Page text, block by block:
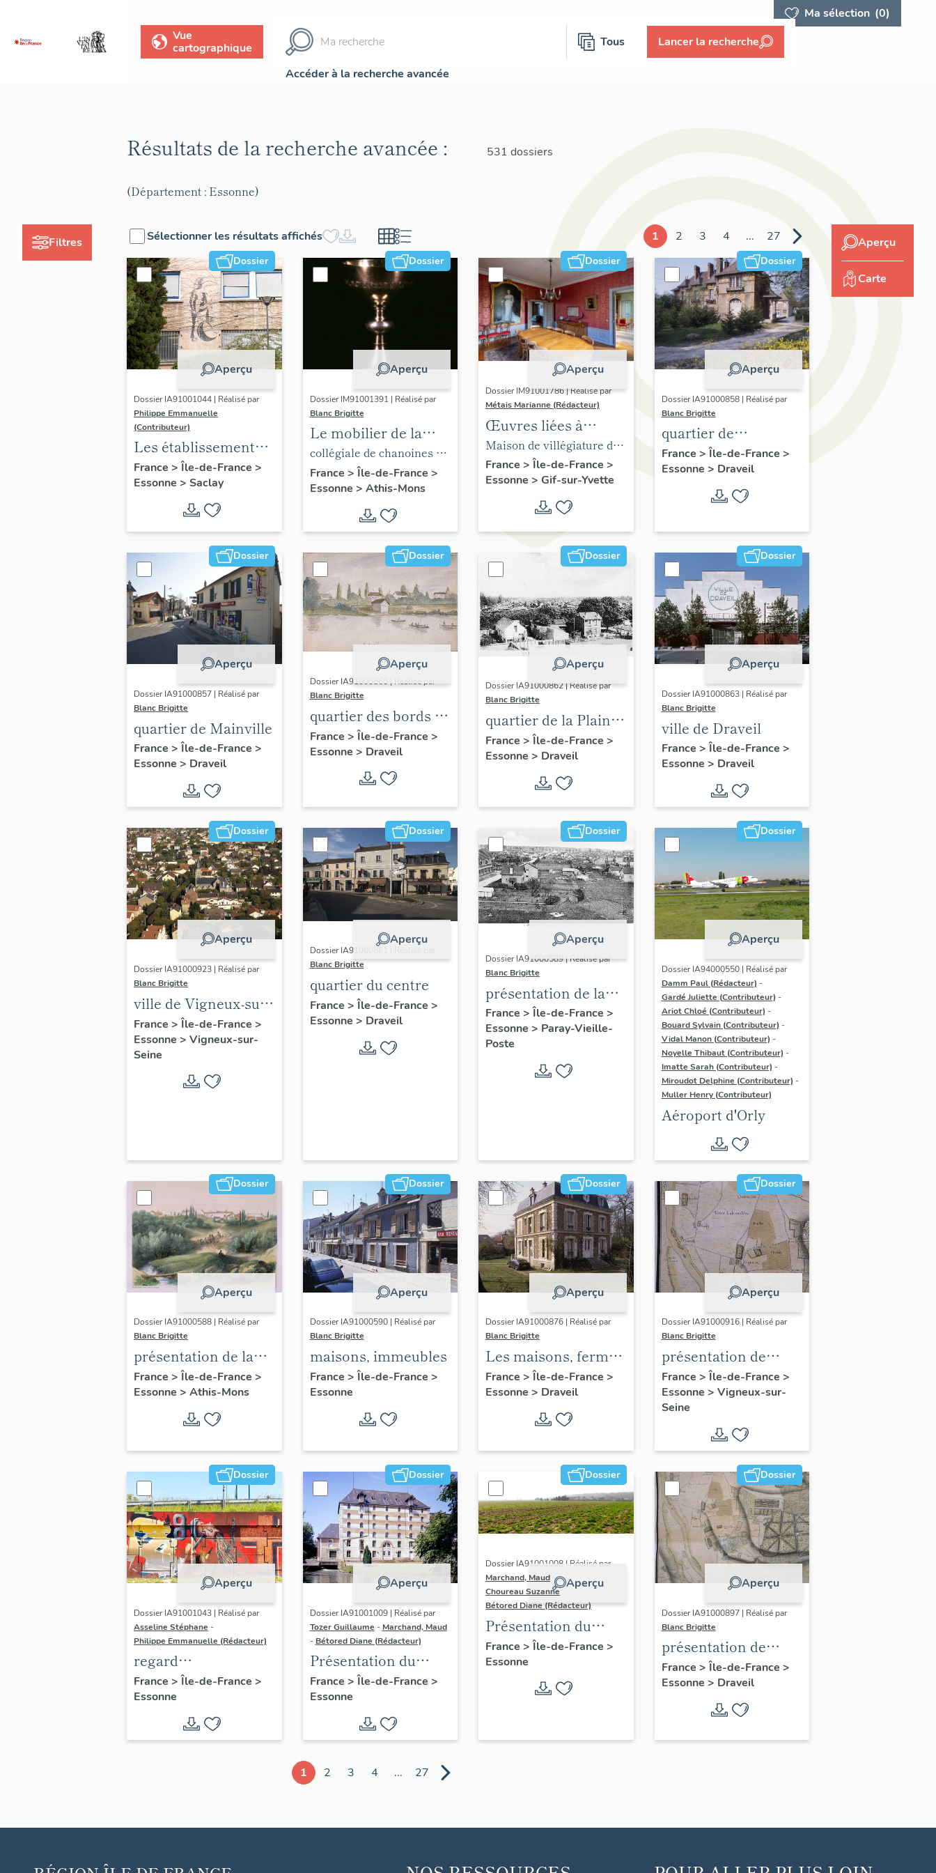
Ma sélection (0)
Vue
cartographique
Tous Lancer la recherche
Accéder à la recherche avancée
Filtres
Résultats de la recherche avancée : 531 dossiers
(Département : Essonne)
Sélectionner les résultats affichés 1 2 3 4 ... 27
Dossier
Aperçu
Dossier IA91001044 | Réalisé par
Philippe Emmanuelle
(Contributeur)
Les établissements
scientifiques et
universitaires du
plateau de Saclay
France > Île-de-France >
Essonne > Saclay
Dossier
Aperçu
Dossier IM91001391 | Réalisé par
Blanc Brigitte
Le mobilier de la
collégiale de
chanoines de la
congrégation de
Saint-Victor, église
paroissiale Saint-
Denis
collégiale de chanoines de
la congrégation de Saint-
Victor, église paroissiale
Saint-Denis
France > Île-de-France >
Essonne > Athis-Mons
Dossier
Aperçu
Dossier IM91001786 | Réalisé par
Métais Marianne (Rédacteur)
Œuvres liées à
Juliette Adam
Maison de villégiature dite
château de l'Ermitage
France > Île-de-France >
Essonne > Gif-sur-Yvette
Dossier
Aperçu
Dossier IA91000858 | Réalisé par
Blanc Brigitte
quartier de
Champrosay
France > Île-de-France >
Essonne > Draveil
Dossier
Aperçu
Dossier IA91000857 | Réalisé par
Blanc Brigitte
quartier de Mainville
France > Île-de-France >
Essonne > Draveil
Dossier
Aperçu
Dossier IA91000860 | Réalisé par
Blanc Brigitte
quartier des bords de
Seine
France > Île-de-France >
Essonne > Draveil
Dossier
Aperçu
Dossier IA91000862 | Réalisé par
Blanc Brigitte
quartier de la Plaine
des Sables
France > Île-de-France >
Essonne > Draveil
Dossier
Aperçu
Dossier IA91000863 | Réalisé par
Blanc Brigitte
ville de Draveil
France > Île-de-France >
Essonne > Draveil
Dossier
Aperçu
Dossier IA91000923 | Réalisé par
Blanc Brigitte
ville de Vigneux-sur-
Seine
France > Île-de-France >
Essonne > Vigneux-sur-
Seine
Dossier
Aperçu
Dossier IA91000861 | Réalisé par
Blanc Brigitte
quartier du centre
France > Île-de-France >
Essonne > Draveil
Dossier
Aperçu
Dossier IA91000589 | Réalisé par
Blanc Brigitte
présentation de la
commune de Paray-
Vieille-Poste
France > Île-de-France >
Essonne > Paray-Vieille-
Poste
Dossier
Aperçu
Dossier IA94000550 | Réalisé par
Damm Paul (Rédacteur) -
Gardé Juliette (Contributeur) -
Ariot Chloé (Contributeur) -
Bouard Sylvain (Contributeur) -
Vidal Manon (Contributeur) -
Noyelle Thibaut (Contributeur) -
Imatte Sarah (Contributeur) -
Miroudot Delphine (Contributeur) -
Muller Henry (Contributeur)
Aéroport d'Orly
Dossier
Aperçu
Dossier IA91000588 | Réalisé par
Blanc Brigitte
présentation de la
commune d'Athis-
Mons
France > Île-de-France >
Essonne > Athis-Mons
Dossier
Aperçu
Dossier IA91000590 | Réalisé par
Blanc Brigitte
maisons, immeubles
France > Île-de-France >
Essonne
Dossier
Aperçu
Dossier IA91000876 | Réalisé par
Blanc Brigitte
Les maisons, fermes
et immeubles de
Draveil
France > Île-de-France >
Essonne > Draveil
Dossier
Aperçu
Dossier IA91000916 | Réalisé par
Blanc Brigitte
présentation de
l'étude du
patrimoine de
Vigneux-sur-Seine
France > Île-de-France >
Essonne > Vigneux-sur-
Seine
Dossier
Aperçu
Dossier IA91001043 | Réalisé par
Asseline Stéphane -
Philippe Emmanuelle (Rédacteur)
regard
photographique sur
les paysages de
l'OIN de Paris-Saclay
France > Île-de-France >
Essonne
Dossier
Aperçu
Dossier IA91001009 | Réalisé par
Tozer Guillaume - Marchand, Maud
- Bétored Diane (Rédacteur)
Présentation du
diagnostic
patrimonial du
Centre-Essonne
(cantons de
Brétigny-sur-Orge,
Etréchy, Mennecy)
France > Île-de-France >
Essonne
Dossier
Aperçu
Dossier IA91001008 | Réalisé par
Marchand, Maud -
Choureau Suzanne-
Bétored Diane (Rédacteur)
Présentation du
diagnostic
patrimonial du
Centre-Essonne
Chéron)
France > Île-de-France >
Essonne
Dossier
Aperçu
Dossier IA91000897 | Réalisé par
Blanc Brigitte
présentation de
l'étude du
patrimoine de
France > Île-de-France >
Essonne > Draveil
1 2 3 4 ... 27
Aperçu
Carte